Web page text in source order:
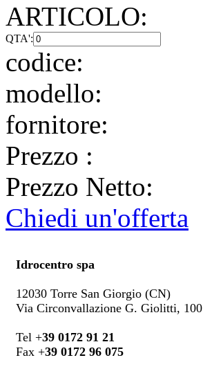
ARTICOLO:
QTA':
codice:
modello:
fornitore:
Prezzo :
Prezzo Netto:
Chiedi un'offerta
Idrocentro spa
12030 Torre San Giorgio (CN)
Via Circonvallazione G. Giolitti, 100
Tel +39 0172 91 21
Fax +39 0172 96 075